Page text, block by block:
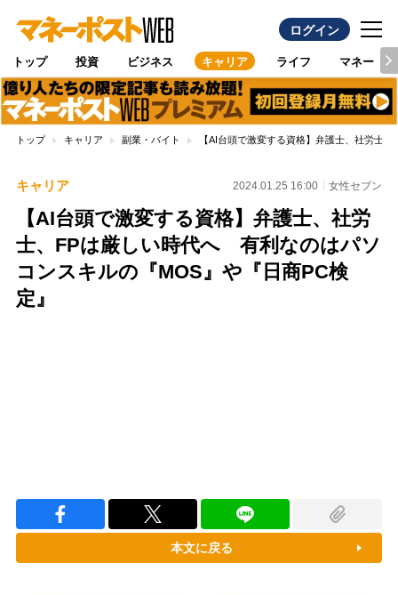
ログイン
トップ 投資 ビジネス キャリア ライフ マネー
トップ キャリア 副業・バイト 【AI台頭で激変する資格】弁護士、社労士
キャリア 2024.01.25 16:00 女性セブン
【AI台頭で激変する資格】弁護士、社労
士、FPは厳しい時代へ 有利なのはパソ
コンスキルの『MOS』や『日商PC検
定』
本文に戻る